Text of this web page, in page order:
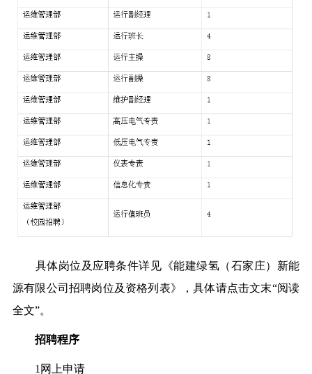
具体岗位及应聘条件详见《能建绿氢（石家庄）新能
源有限公司招聘岗位及资格列表》，具体请点击文末“阅读
全文”。
招聘程序
1网上申请